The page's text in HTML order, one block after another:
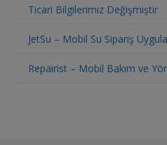
Ticari Bilgilerimiz Değişmiştir
JetSu – Mobil Su Sipariş
Repairist – Mobil Bakım ve